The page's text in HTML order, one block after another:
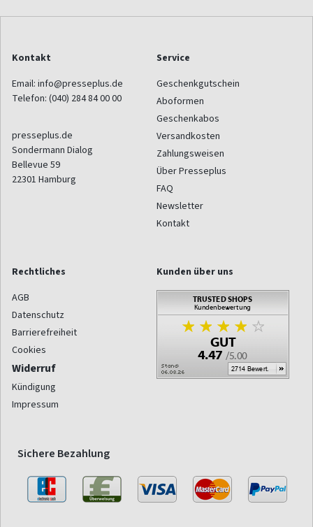
Kontakt
Email: info@presseplus.de
Telefon: (040) 284 84 00 00
presseplus.de
Sondermann Dialog
Bellevue 59
22301 Hamburg
Service
Geschenkgutschein
Aboformen
Geschenkabos
Versandkosten
Zahlungsweisen
Über Presseplus
FAQ
Newsletter
Kontakt
Rechtliches
AGB
Datenschutz
Barrierefreiheit
Cookies
Widerruf
Kündigung
Impressum
Kunden über uns
Sichere Bezahlung